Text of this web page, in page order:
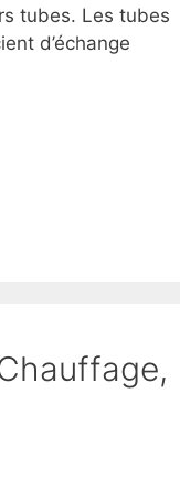
tubes. Les tubes
d’échange